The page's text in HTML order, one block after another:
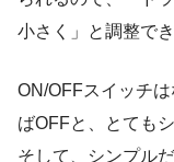
小さく」と調整でき
ON/OFFスイッチ
ばOFFと、とても
そして、シンプル